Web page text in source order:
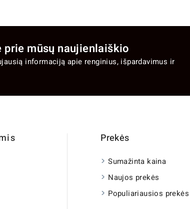
mūsų naujienlaiškio
informaciją apie renginius, išpardavimus ir
Prekės
Sumažinta kaina
Naujos prekės
Populiariausios prekės